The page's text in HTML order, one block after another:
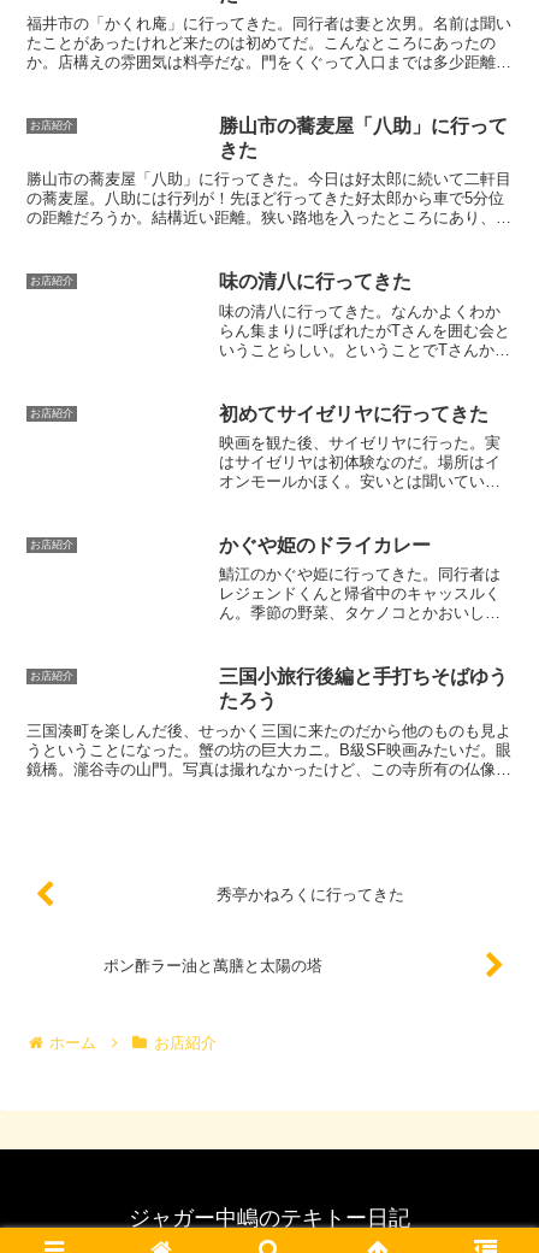
福井市の「かくれ庵」に行ってきた。同行者は妻と次男。名前は聞い
たことがあったけれど来たのは初めてだ。こんなところにあったの
か。店構えの雰囲気は料亭だな。門をくぐって入口までは多少距離が
お店紹介
勝山市の蕎麦屋「八助」に行って
きた
勝山市の蕎麦屋「八助」に行ってきた。今日は好太郎に続いて二軒目
の蕎麦屋。八助には行列が！先ほど行ってきた好太郎から車で5分位
の距離だろうか。結構近い距離。狭い路地を入ったところにあり、わ
お店紹介 味の清八に行ってきた
味の清八に行ってきた。なんかよくわか
らん集まりに呼ばれたがTさんを囲む会と
いうことらしい。ということでTさんから
だが、警察と検察の闇は深い。ところ
で、かなり会話は面白か...
お店紹介 初めてサイゼリヤに行ってきた
映画を観た後、サイゼリヤに行った。実
はサイゼリヤは初体験なのだ。場所はイ
オンモールかほく。安いとは聞いていた
ラダ。319円。野菜ときのこのピザ。364
円。エビアスパ...
お店紹介 かぐや姫のドライカレー
鯖江のかぐや姫に行ってきた。同行者は
レジェンドくんと帰省中のキャッスルく
ん。季節の野菜、タケノコとかおいしか
お店紹介
三国小旅行後編と手打ちそばゆう
たろう
三国湊町を楽しんだ後、せっかく三国に来たのだから他のものも見よ
うということになった。蟹の坊の巨大カニ。B級SF映画みたいだ。眼
鏡橋。瀧谷寺の山門。写真は撮れなかったけど、この寺所有の仏像は
秀亭かねろくに行ってきた
ポン酢ラー油と萬膳と太陽の塔
ホーム お店紹介
ジャガー中嶋のテキトー日記